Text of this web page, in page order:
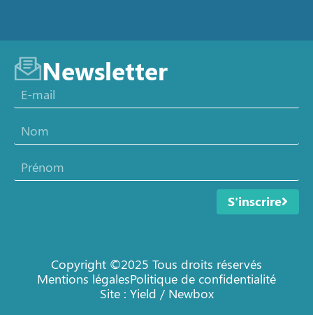
Newsletter
S'inscrire
Copyright ©2025 Tous droits réservés
Mentions légalesPolitique de confidentialité
Site : Yield / Newbox